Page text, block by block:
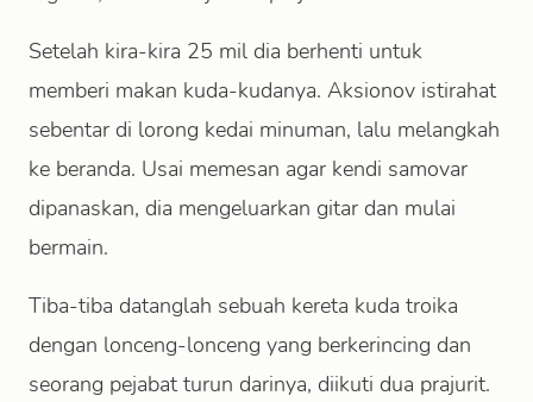
Setelah kira-kira 25 mil dia berhenti untuk
memberi makan kuda-kudanya. Aksionov istirahat
sebentar di lorong kedai minuman, lalu melangkah
ke beranda. Usai memesan agar kendi samovar
dipanaskan, dia mengeluarkan gitar dan mulai
bermain.
Tiba-tiba datanglah sebuah kereta kuda troika
dengan lonceng-lonceng yang berkerincing dan
seorang pejabat turun darinya, diikuti dua prajurit.